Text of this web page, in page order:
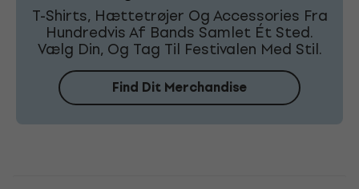
T-Shirts, Hættetrøjer Og Accessories Fra
Hundredvis Af Bands Samlet Ét Sted.
Vælg Din, Og Tag Til Festivalen Med Stil.
Find Dit Merchandise